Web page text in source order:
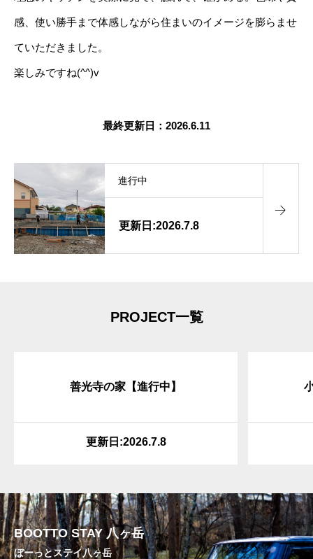
感、使い勝手まで体感しながら住まいのイメージを膨らませ
ていただきました。
楽しみですね(^^)v
最終更新日：2026.6.11
更新日:2026.7.8
進行中
PROJECT一覧
善光寺の家【進行中】
更新日:2026.7.8
BOOTTO STAY 八ヶ岳
ぼーっとステイ八ヶ岳